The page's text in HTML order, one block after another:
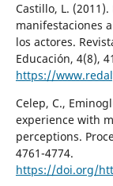
Castillo, L.
manifestaciones
los actores.
Educación, 4(8),
https://
Celep, C.,
experience with
perceptions.
4761-4774.
https://doi.org/